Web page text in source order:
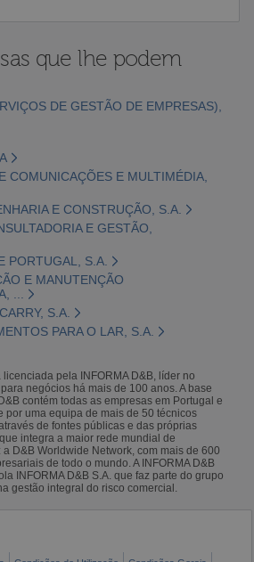
que lhe podem
DE GESTÃO DE EMPRESAS),
COMUNICAÇÕES E MULTIMÉDIA,
E CONSTRUÇÃO, S.A.
E GESTÃO,
PORTUGAL, S.A.
E MANUTENÇÃO
...
S.A.
PARA O LAR, S.A.
pela INFORMA D&B, líder no
negócios há mais de 100 anos. A base
contém todas as empresas em Portugal e
por uma equipa de mais de 50 técnicos
de fontes públicas e das próprias
integra a maior rede mundial de
D&B Worldwide Network, com mais de 600
de todo o mundo. A INFORMA D&B
INFORMA D&B S.A. que faz parte do grupo
gestão integral do risco comercial.